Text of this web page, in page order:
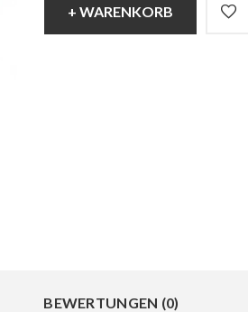
+ WARENKORB
BEWERTUNGEN (0)